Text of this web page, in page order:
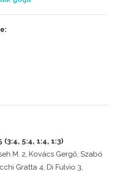
5:4, 1:4, 1:3)
M. 2, Kovács Gergő, Szabó
Gratta 4, Di Fulvio 3,